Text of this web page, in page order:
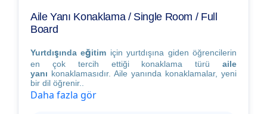
Aile Yanı Konaklama / Single Room / Full
Board
Yurtdışında eğitim için yurtdışına giden öğrencilerin
en çok tercih ettiği konaklama türü aile
yanı konaklamasıdır. Aile yanında konaklamalar, yeni
bir dil öğrenir..
Daha fazla gör